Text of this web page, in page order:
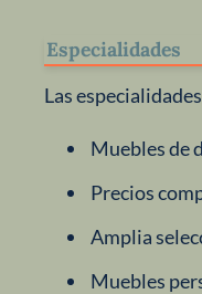
Especialidades
Las
Muebles de
Precios
Amplia
Muebles